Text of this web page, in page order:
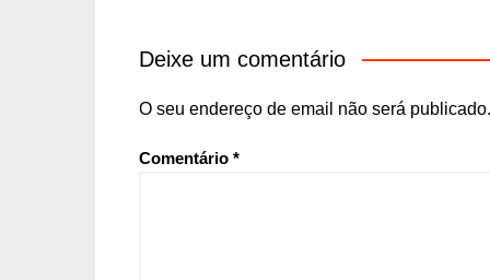
Deixe um comentário
O seu endereço de email não será publicado.
Comentário *